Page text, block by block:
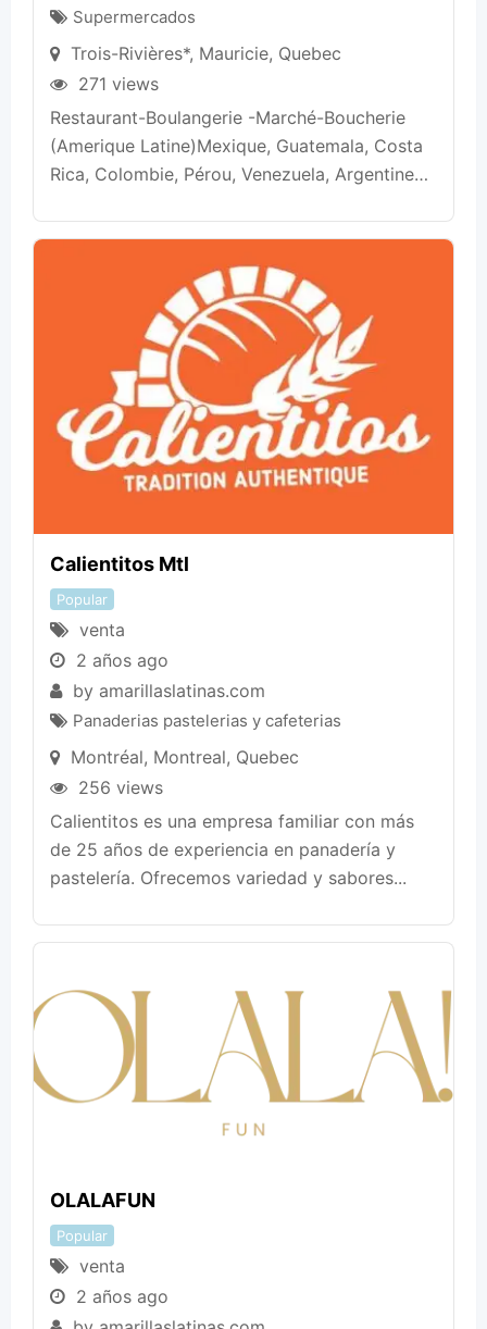
Supermercados
Trois-Rivières*, Mauricie, Quebec
271 views
Restaurant-Boulangerie -Marché-Boucherie
(Amerique Latine)Mexique, Guatemala, Costa
Rica, Colombie, Pérou, Venezuela, Argentine…
Calientitos Mtl
Popular
venta
2 años ago
by amarillaslatinas.com
Panaderias pastelerias y cafeterias
Montréal, Montreal, Quebec
256 views
Calientitos es una empresa familiar con más
de 25 años de experiencia en panadería y
pastelería. Ofrecemos variedad y sabores...
OLALAFUN
Popular
venta
2 años ago